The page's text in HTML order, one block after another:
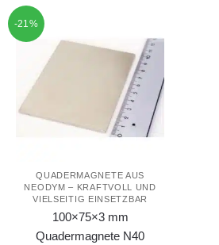
-21%
QUADERMAGNETE AUS
NEODYM – KRAFTVOLL UND
VIELSEITIG EINSETZBAR
100×75×3 mm
Quadermagnete N40